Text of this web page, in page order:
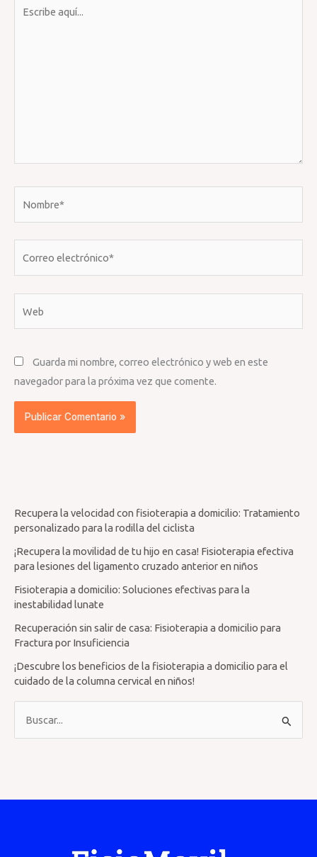
Guarda mi nombre, correo electrónico y web en este
navegador para la próxima vez que comente.
Recupera la velocidad con fisioterapia a domicilio: Tratamiento
personalizado para la rodilla del ciclista
¡Recupera la movilidad de tu hijo en casa! Fisioterapia efectiva
para lesiones del ligamento cruzado anterior en niños
Fisioterapia a domicilio: Soluciones efectivas para la
inestabilidad lunate
Recuperación sin salir de casa: Fisioterapia a domicilio para
Fractura por Insuficiencia
¡Descubre los beneficios de la fisioterapia a domicilio para el
cuidado de la columna cervical en niños!